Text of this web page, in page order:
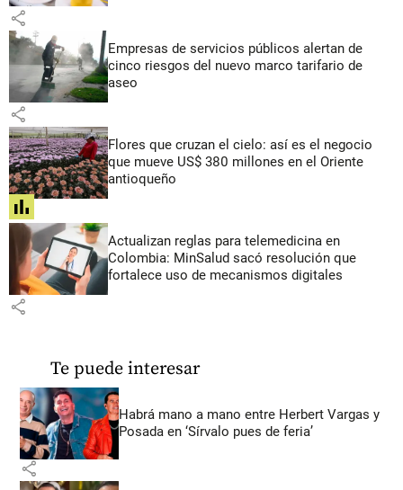
share
Empresas de servicios públicos alertan de
cinco riesgos del nuevo marco tarifario de
aseo
share
Flores que cruzan el cielo: así es el negocio
que mueve US$ 380 millones en el Oriente
antioqueño
share
Actualizan reglas para telemedicina en
Colombia: MinSalud sacó resolución que
fortalece uso de mecanismos digitales
share
Te puede interesar
Habrá mano a mano entre Herbert Vargas y
Posada en ‘Sírvalo pues de feria’
share